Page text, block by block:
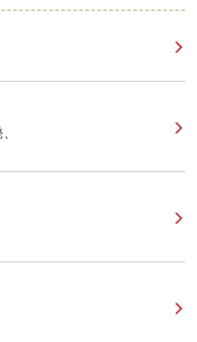
ン
ト